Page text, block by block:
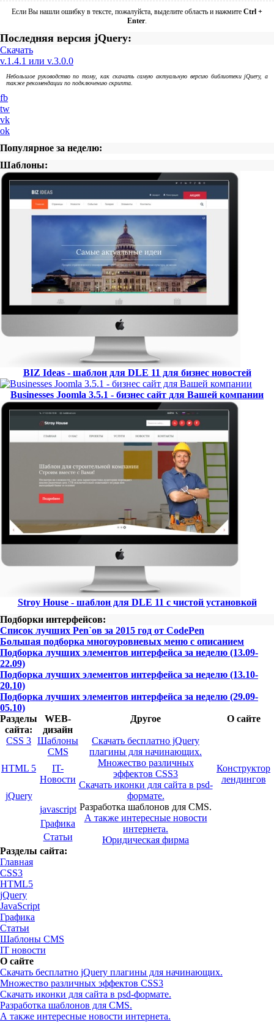
Если Вы нашли ошибку в тексте, пожалуйста, выделите область и нажмите Ctrl +
Enter.
Последняя версия jQuery:
Скачать
v.1.4.1 или v.3.0.0
Небольшое руководство по тому, как скачать самую актуальную версию библиотеки jQuery, а
также рекомендации по подключению скрипта.
fb
tw
vk
ok
Популярное за неделю:
Шаблоны:
BIZ Ideas - шаблон для DLE 11 для бизнес новостей
Businesses Joomla 3.5.1 - бизнес сайт для Вашей компании
Stroy House - шаблон для DLE 11 с чистой установкой
Подборки интерфейсов:
Список лучших Pen`ов за 2015 год от CodePen
Большая подборка многоуровневых меню с описанием
Подборка лучших элементов интерфейса за неделю (13.09-
22.09)
Подборка лучших элементов интерфейса за неделю (13.10-
20.10)
Подборка лучших элементов интерфейса за неделю (29.09-
05.10)
Разделы
сайта:
WEB-
дизайн
Другое О сайте
CSS 3 Шаблоны
CMS
Скачать бесплатно jQuery
плагины для начинающих.
Множество различных
эффектов CSS3
Скачать иконки для сайта в psd-
формате.
Разработка шаблонов для CMS.
А также интересные новости
интернета.
Юридическая фирма
HTML 5
IT-
Новости
Конструктор
лендингов
jQuery
javascript
Графика
Статьи
Разделы сайта:
Главная
CSS3
HTML5
jQuery
JavaScript
Графика
Статьи
Шаблоны CMS
IT новости
О сайте
Скачать бесплатно jQuery плагины для начинающих.
Множество различных эффектов CSS3
Скачать иконки для сайта в psd-формате.
Разработка шаблонов для CMS.
А также интересные новости интернета.